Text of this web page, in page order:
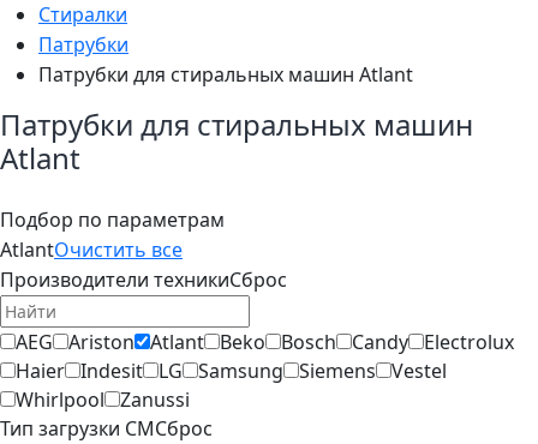
Стиралки
Патрубки
Патрубки для стиральных машин Atlant
Патрубки для стиральных машин
Atlant
Подбор по параметрам
AtlantОчистить все
Производители техникиСброс
AEG Ariston Atlant Beko Bosch Candy
Electrolux
Haier Indesit LG Samsung Siemens
Vestel
Whirlpool
Zanussi
Тип загрузки СМСброс